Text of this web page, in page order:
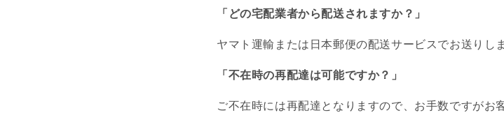
「どの宅配業者から配送されますか？」
ヤマト運輸または日本郵便の配送サービスでお送りしま
「不在時の再配達は可能ですか？」
ご不在時には再配達となりますので、お手数ですがお